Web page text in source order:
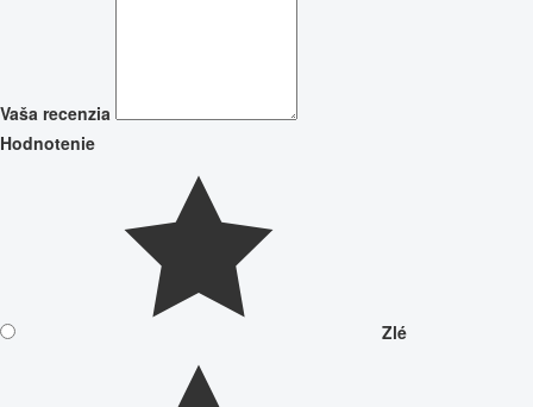
Vaša recenzia
Hodnotenie
Zlé